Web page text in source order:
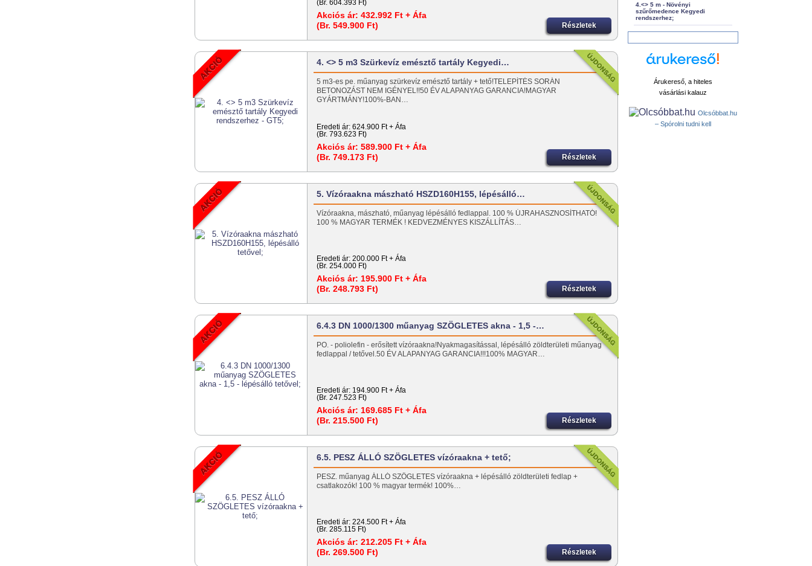
(Br. 604.393 Ft)
Akciós ár: 432.992 Ft + Áfa
(Br. 549.900 Ft)
Részletek
4. <> 5 m3 Szürkevíz emésztő tartály Kegyedi…
5 m3-es pe. műanyag szürkevíz emésztő tartály + tető!TELEPÍTÉS SORÁN
BETONOZÁST NEM IGÉNYEL!!50 ÉV ALAPANYAG GARANCIA!MAGYAR
GYÁRTMÁNY!100%-BAN…
Eredeti ár: 624.900 Ft + Áfa
(Br. 793.623 Ft)
Akciós ár: 589.900 Ft + Áfa
(Br. 749.173 Ft)
Részletek
5. Vízóraakna mászható HSZD160H155, lépésálló…
Vízóraakna, mászható, műanyag lépésálló fedlappal. 100 % ÚJRAHASZNOSÍTHATÓ!
100 % MAGYAR TERMÉK ! KEDVEZMÉNYES KISZÁLLÍTÁS…
Eredeti ár: 200.000 Ft + Áfa
(Br. 254.000 Ft)
Akciós ár: 195.900 Ft + Áfa
(Br. 248.793 Ft)
Részletek
6.4.3 DN 1000/1300 műanyag SZÖGLETES akna - 1,5 -…
PO. - poliolefin - erősített vízóraakna!Nyakmagasítással, lépésálló zöldterületi műanyag
fedlappal / tetővel.50 ÉV ALAPANYAG GARANCIA!!!100% MAGYAR…
Eredeti ár: 194.900 Ft + Áfa
(Br. 247.523 Ft)
Akciós ár: 169.685 Ft + Áfa
(Br. 215.500 Ft)
Részletek
6.5. PESZ ÁLLÓ SZÖGLETES vízóraakna + tető;
PESZ. műanyag ÁLLÓ SZÖGLETES vízóraakna + lépésálló zöldterületi fedlap +
csatlakozók! 100 % magyar termék! 100%…
Eredeti ár: 224.500 Ft + Áfa
(Br. 285.115 Ft)
Akciós ár: 212.205 Ft + Áfa
(Br. 269.500 Ft)
Részletek
4.<> 5 m - Növényi
szűrőmedence Kegyedi
rendszerhez;
Árukereső, a hiteles
vásárlási kalauz
Olcsóbbat.hu
– Spórolni tudni kell